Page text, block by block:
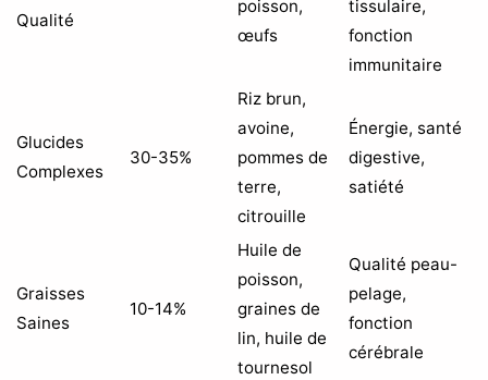
Qualité
poisson,
œufs
tissulaire,
fonction
immunitaire
Glucides
Complexes
30-35%
Riz brun,
avoine,
pommes de
terre,
citrouille
Énergie, santé
digestive,
satiété
Graisses
Saines
10-14%
Huile de
poisson,
graines de
lin, huile de
tournesol
Qualité peau-
pelage,
fonction
cérébrale